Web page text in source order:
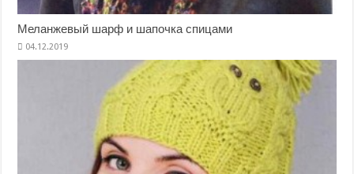
Меланжевый шарф и шапочка спицами